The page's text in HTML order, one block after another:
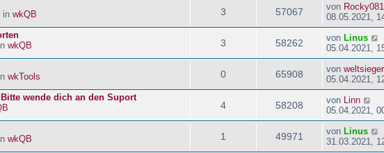
in wkQB 3 57067 von
08.05.2021,
wkQB 3 58262 von Linus
05.04.2021,
wkTools 0 65908 von weltsieger
05.04.2021,
wende dich an den Suport
4 58208 von Linn
05.04.2021,
wkQB 1 49971 von Linus
31.03.2021,